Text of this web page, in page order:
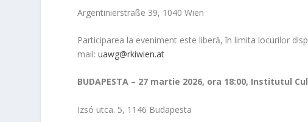
Argentinierstraße 39, 1040 Wien
Participarea la eveniment este liberă, în limita locurilor
mail:uawg@rkiwien.at
BUDAPESTA – 27 martie 2026, ora 18:00, Institutul
Izsó utca. 5, 1146 Budapesta